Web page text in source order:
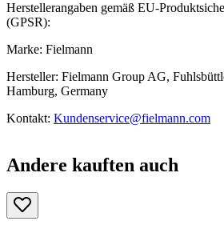
Herstellerangaben gemäß EU-
(GPSR):
Marke: Fielmann
Hersteller: Fielmann Group AG,
Hamburg, Germany
Kontakt: Kundenservice@fielmann.com
Andere kauften auch